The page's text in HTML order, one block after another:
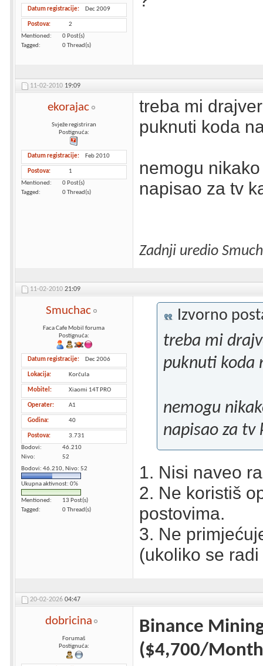
Datum registracije Dec 2009
Postova
2
Mentioned
0 Post(s)
Tagged
0 Thread(s)
11-02-2010 19:09
ekorajac
Svježe registriran
Postignuća:
Datum registracije Feb 2010
Postova
1
Mentioned
0 Post(s)
Tagged
0 Thread(s)
treba mi
puknuti koda
nemogu
napisao za tv
Zadnji uredio
11-02-2010 21:09
Smuchac
Faca Cafe Mobil foruma
Postignuća:
Datum registracije Dec 2006
Lokacija Korčula
Mobitel Xiaomi 14T PRO
Operater A1
Godina 40
Postova
3.731
Bodovi
46.210
Nivo
52
Bodovi: 46.210, Nivo: 52
Ukupna aktivnost: 0%
Mentioned
13 Post(s)
Tagged
0 Thread(s)
Izvorno
treba mi
puknuti koda
nemogu
napisao za tv
1. Nisi naveo
2. Ne koristiš
postovima.
3. Ne
(ukoliko se
20-02-2026 04:47
dobricina
Forumaš
Postignuća:
Binance
($4,700/